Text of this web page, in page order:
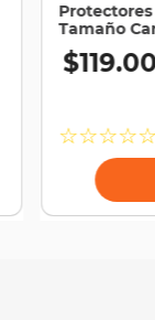
Tamaño
$119.
☆☆☆☆